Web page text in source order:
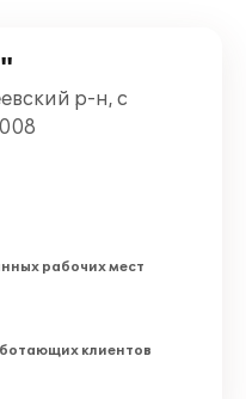
р-н, с
рабочих мест
клиентов